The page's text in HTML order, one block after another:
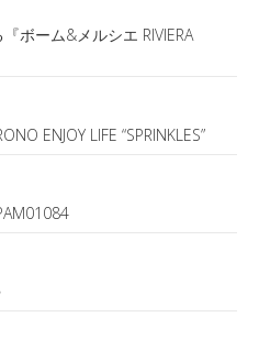
ボーム&メルシエ RIVIERA
ENJOY LIFE “SPRINKLES”